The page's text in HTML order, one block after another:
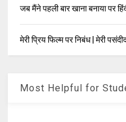
जब मैंने पहली बार खाना बनाया पर
मेरी प्रिय फिल्म पर निबंध | मेरी
Most Helpful for